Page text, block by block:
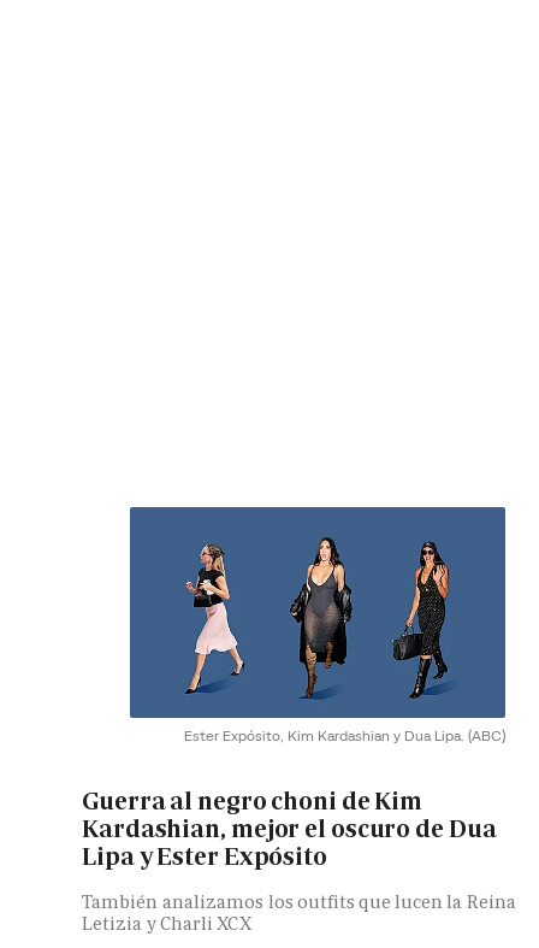
Ester Expósito, Kim Kardashian y Dua Lipa. (ABC)
Guerra al negro choni de Kim
Kardashian, mejor el oscuro de Dua
Lipa y Ester Expósito
También analizamos los outfits que lucen la Reina
Letizia y Charli XCX